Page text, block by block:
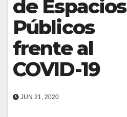
de Espacios
Públicos
frente al
COVID-19
JUN 21, 2020